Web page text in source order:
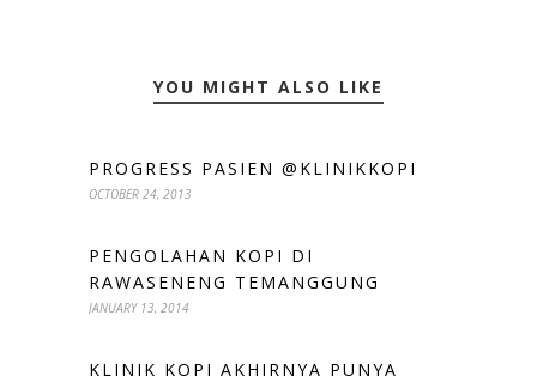
YOU MIGHT ALSO LIKE
PROGRESS PASIEN @KLINIKKOPI
OCTOBER 24, 2013
PENGOLAHAN KOPI DI
RAWASENENG TEMANGGUNG
JANUARY 13, 2014
KLINIK KOPI AKHIRNYA PUNYA